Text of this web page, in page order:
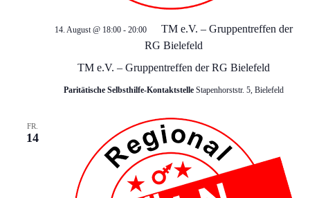
h
t
e
,
TM e.V. – Gruppentreffen der RG Bielefeld
14. August @ 18:00 - 20:00
TM e.V. – Gruppentreffen der
RG Bielefeld
Paritätische Selbsthilfe-Kontaktstelle Stapenhorststr. 5, Bielefeld
FR.
14